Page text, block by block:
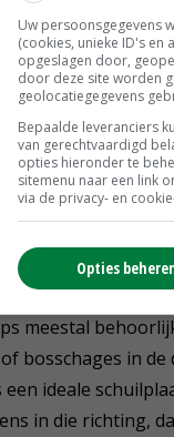
zijn gekomen
hij de situatie in
en vaste
doorzetten
'Ze kruipen dan
ongemerkt toch
niets meer aan
meestal
bosschages in
ideale
in die richting,
Uw persoonsgegevens
(cookies, unieke ID's en
opgeslagen door,
door deze site worden
geolocatiegegevens
Bepaalde leveranciers
van gerechtvaardigd
opties hieronder te
sitemenu naar een link
via de privacy- en
Opties